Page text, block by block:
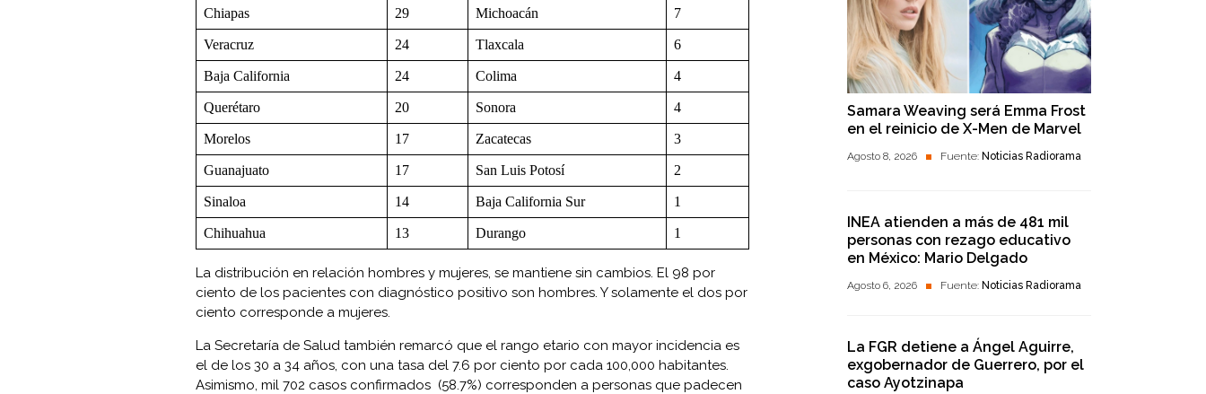
Chiapas 29 Michoacán 7
Veracruz 24 Tlaxcala 6
Baja California 24 Colima 4
Querétaro 20 Sonora 4
Morelos 17 Zacatecas 3
Guanajuato 17 San Luis Potosí 2
Sinaloa 14 Baja California Sur 1
Chihuahua 13 Durango 1
La distribución en relación hombres y mujeres, se mantiene sin cambios. El 98 por
ciento de los pacientes con diagnóstico positivo son hombres. Y solamente el dos por
ciento corresponde a mujeres.
La Secretaría de Salud también remarcó que el rango etario con mayor incidencia es
el de los 30 a 34 años, con una tasa del 7.6 por ciento por cada 100,000 habitantes.
Asimismo, mil 702 casos confirmados (58.7%) corresponden a personas que padecen
Samara Weaving será Emma Frost
en el reinicio de X-Men de Marvel
Agosto 8, 2026 Fuente: Noticias Radiorama
INEA atienden a más de 481 mil
personas con rezago educativo
en México: Mario Delgado
Agosto 6, 2026 Fuente: Noticias Radiorama
La FGR detiene a Ángel Aguirre,
exgobernador de Guerrero, por el
caso Ayotzinapa